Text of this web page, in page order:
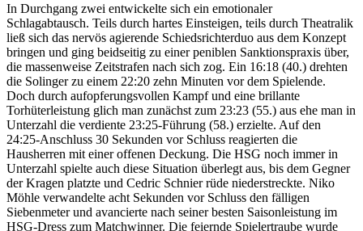
In Durchgang zwei entwickelte sich ein emotionaler
Schlagabtausch. Teils durch hartes Einsteigen, teils durch Theatralik
ließ sich das nervös agierende Schiedsrichterduo aus dem Konzept
bringen und ging beidseitig zu einer peniblen Sanktionspraxis über,
die massenweise Zeitstrafen nach sich zog. Ein 16:18 (40.) drehten
die Solinger zu einem 22:20 zehn Minuten vor dem Spielende.
Doch durch aufopferungsvollen Kampf und eine brillante
Torhüterleistung glich man zunächst zum 23:23 (55.) aus ehe man in
Unterzahl die verdiente 23:25-Führung (58.) erzielte. Auf den
24:25-Anschluss 30 Sekunden vor Schluss reagierten die
Hausherren mit einer offenen Deckung. Die HSG noch immer in
Unterzahl spielte auch diese Situation überlegt aus, bis dem Gegner
der Kragen platzte und Cedric Schnier rüde niederstreckte. Niko
Möhle verwandelte acht Sekunden vor Schluss den fälligen
Siebenmeter und avancierte nach seiner besten Saisonleistung im
HSG-Dress zum Matchwinner. Die feiernde Spielertraube wurde